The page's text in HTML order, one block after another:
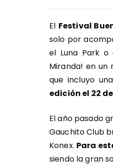
El Festival
solo por
el Luna Park
Miranda! en un
que incluyo
edición el 22
El año pasado
Gauchito Club
Konex. Para
siendo la gran